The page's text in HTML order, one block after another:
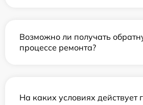
Возможно ли получать
процессе ремонта?
На каких условиях действует